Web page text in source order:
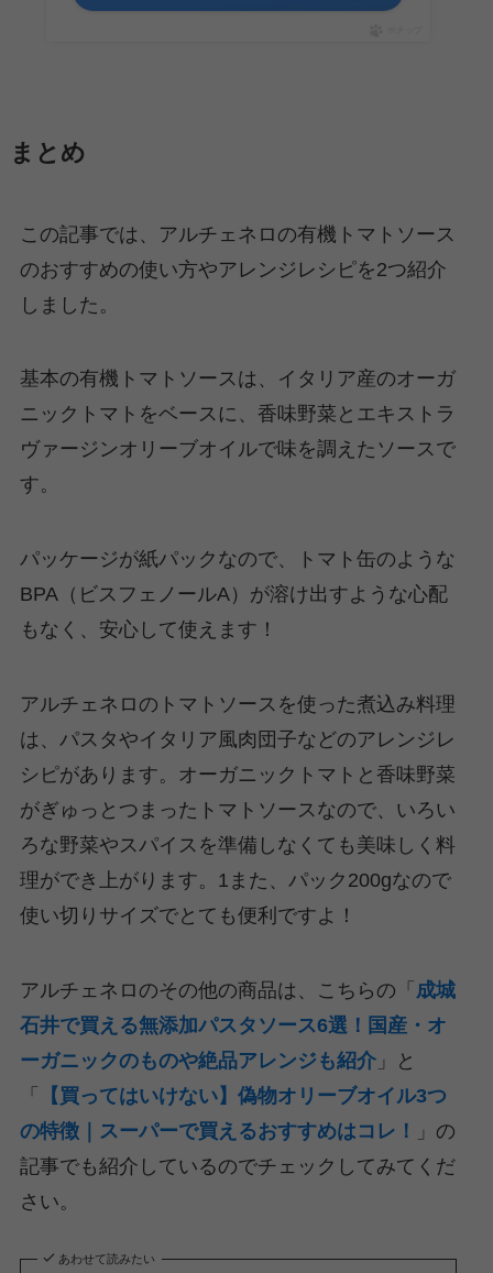
まとめ
この記事では、アルチェネロの有機トマトソース
のおすすめの使い方やアレンジレシピを2つ紹介
しました。
基本の有機トマトソースは、イタリア産のオーガ
ニックトマトをベースに、香味野菜とエキストラ
ヴァージンオリーブオイルで味を調えたソースで
す。
パッケージが紙パックなので、トマト缶のような
BPA（ビスフェノールA）が溶け出すような心配
もなく、安心して使えます！
アルチェネロのトマトソースを使った煮込み料理
は、パスタやイタリア風肉団子などのアレンジレ
シピがあります。オーガニックトマトと香味野菜
がぎゅっとつまったトマトソースなので、いろい
ろな野菜やスパイスを準備しなくても美味しく料
理ができ上がります。1また、パック200gなので
使い切りサイズでとても便利ですよ！
アルチェネロのその他の商品は、こちらの「 成城
石井で買える無添加パスタソース6選！国産・オ
ーガニックのものや絶品アレンジも紹介」と
「
【買ってはいけない】偽物オリーブオイル3つ
の特徴｜スーパーで買えるおすすめはコレ！
」の
記事でも紹介しているのでチェックしてみてくだ
さい。
あわせて読みたい